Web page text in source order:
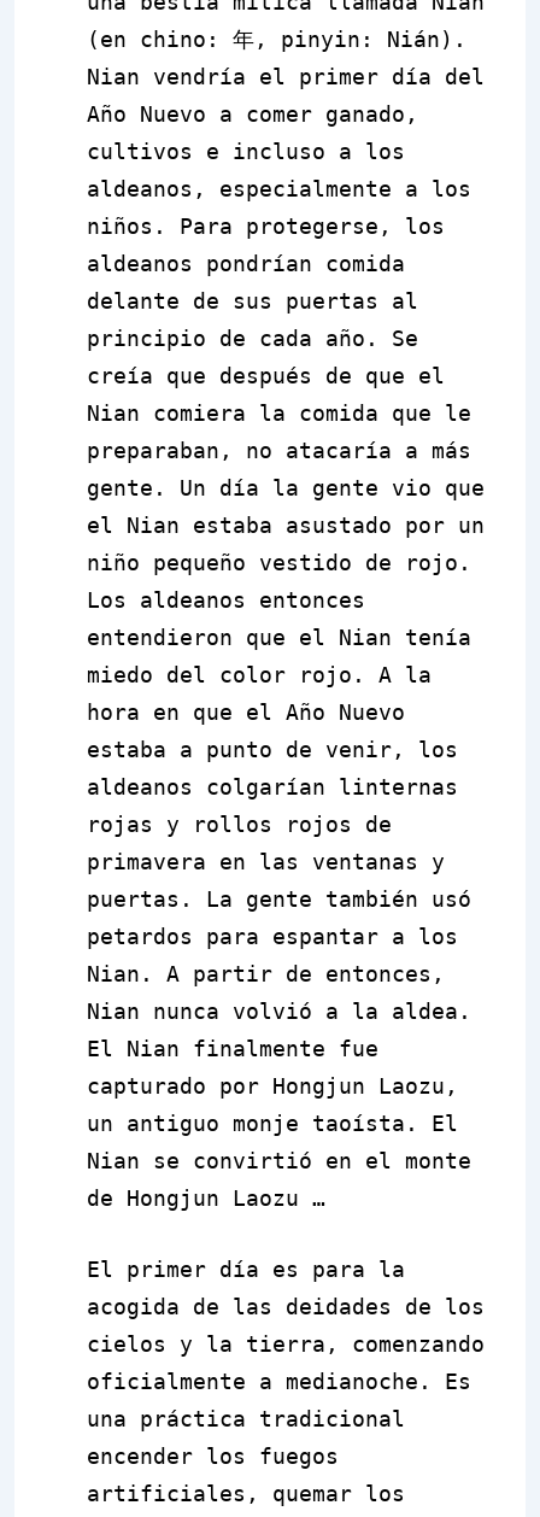
(en chino: 年, pinyin: Nián).
Nian vendría el primer día del
Año Nuevo a comer ganado,
cultivos e incluso a los
aldeanos, especialmente a los
niños. Para protegerse, los
aldeanos pondrían comida
delante de sus puertas al
principio de cada año. Se
creía que después de que el
Nian comiera la comida que le
preparaban, no atacaría a más
gente. Un día la gente vio que
el Nian estaba asustado por un
niño pequeño vestido de rojo.
Los aldeanos entonces
entendieron que el Nian tenía
miedo del color rojo. A la
hora en que el Año Nuevo
estaba a punto de venir, los
aldeanos colgarían linternas
rojas y rollos rojos de
primavera en las ventanas y
puertas. La gente también usó
petardos para espantar a los
Nian. A partir de entonces,
Nian nunca volvió a la aldea.
El Nian finalmente fue
capturado por Hongjun Laozu,
un antiguo monje taoísta. El
Nian se convirtió en el monte
de Hongjun Laozu …
El primer día es para la
acogida de las deidades de los
cielos y la tierra, comenzando
oficialmente a medianoche. Es
una práctica tradicional
encender los fuegos
artificiales, quemar los